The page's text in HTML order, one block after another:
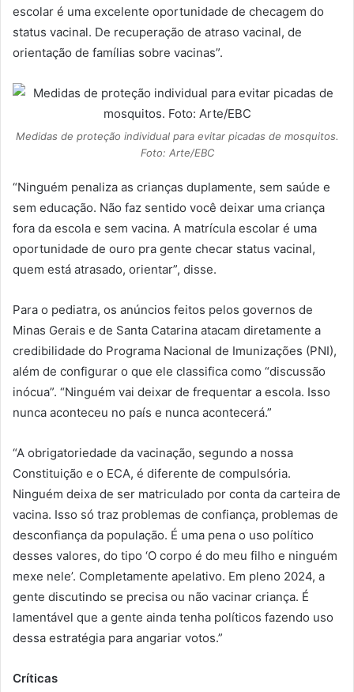
escolar é uma excelente oportunidade de checagem do
status vacinal. De recuperação de atraso vacinal, de
orientação de famílias sobre vacinas”.
Medidas de proteção individual para evitar picadas de mosquitos.
Foto: Arte/EBC
“Ninguém penaliza as crianças duplamente, sem saúde e
sem educação. Não faz sentido você deixar uma criança
fora da escola e sem vacina. A matrícula escolar é uma
oportunidade de ouro pra gente checar status vacinal,
quem está atrasado, orientar”, disse.
Para o pediatra, os anúncios feitos pelos governos de
Minas Gerais e de Santa Catarina atacam diretamente a
credibilidade do Programa Nacional de Imunizações (PNI),
além de configurar o que ele classifica como “discussão
inócua”. “Ninguém vai deixar de frequentar a escola. Isso
nunca aconteceu no país e nunca acontecerá.”
“A obrigatoriedade da vacinação, segundo a nossa
Constituição e o ECA, é diferente de compulsória.
Ninguém deixa de ser matriculado por conta da carteira de
vacina. Isso só traz problemas de confiança, problemas de
desconfiança da população. É uma pena o uso político
desses valores, do tipo ‘O corpo é do meu filho e ninguém
mexe nele’. Completamente apelativo. Em pleno 2024, a
gente discutindo se precisa ou não vacinar criança. É
lamentável que a gente ainda tenha políticos fazendo uso
dessa estratégia para angariar votos.”
Críticas